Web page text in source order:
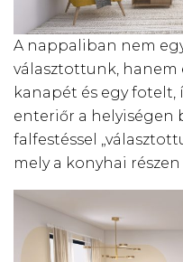
A nappaliban nem
választottunk, hanem
kanapét és egy
enteriőr a helyiségen
falfestéssel
mely a konyhai részen